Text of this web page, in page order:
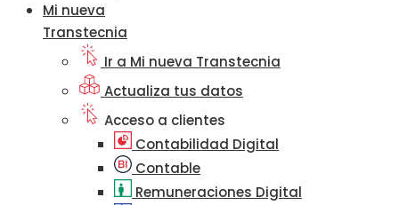
Mi nueva
Transtecnia
Ir a Mi nueva Transtecnia
Actualiza tus datos
Acceso a clientes
Contabilidad Digital
Contable
Remuneraciones Digital